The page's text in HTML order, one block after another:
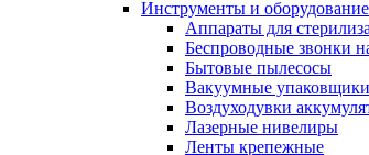
Инструменты и оборудование
Аппараты для
Беспроводные звонки
Бытовые пылесосы
Вакуумные упаковщики
Воздуходувки
Лазерные нивелиры
Ленты крепежные